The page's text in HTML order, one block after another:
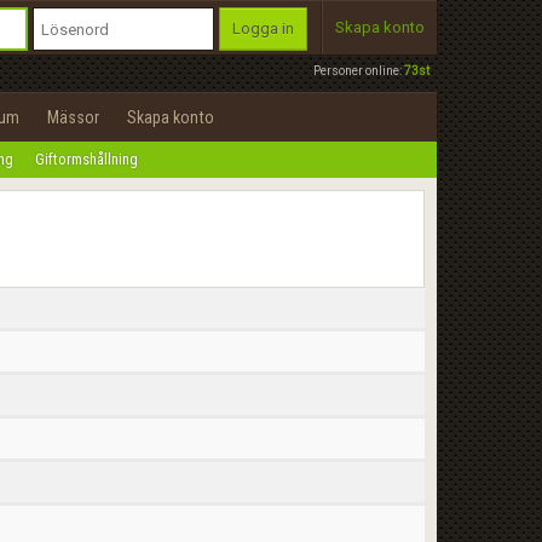
Personer online:73st
Logga in Skapa konto
Mässor Skapa konto
Giftormshållning